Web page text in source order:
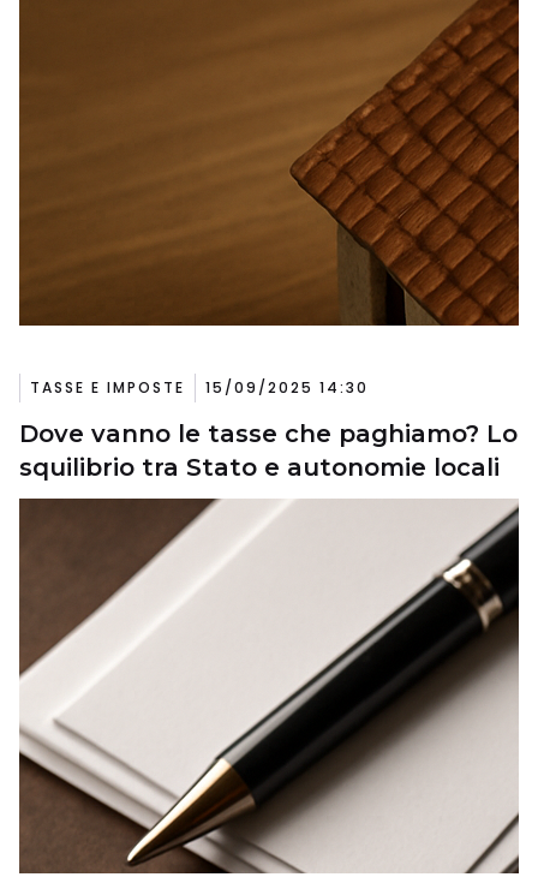
TASSE E IMPOSTE 15/09/2025 14:30
Dove vanno le tasse che paghiamo? Lo
squilibrio tra Stato e autonomie locali